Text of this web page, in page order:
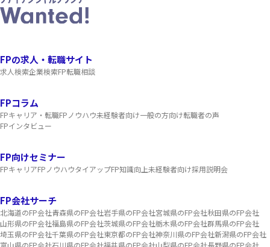
FPの求人・転職サイト
求人検索企業検索FP転職相談
FPコラム
FPキャリア・転職FPノウハウ未経験者向け一般の方向け転職者の声
FPインタビュー
FP向けセミナー
FPキャリアFPノウハウタイアップFP知識向上未経験者向け採用説明会
FP会社サーチ
北海道のFP会社青森県のFP会社岩手県のFP会社宮城県のFP会社秋田県のFP会社
山形県のFP会社福島県のFP会社茨城県のFP会社栃木県のFP会社群馬県のFP会社
埼玉県のFP会社千葉県のFP会社東京都のFP会社神奈川県のFP会社新潟県のFP会社
富山県のFP会社石川県のFP会社福井県のFP会社山梨県のFP会社長野県のFP会社